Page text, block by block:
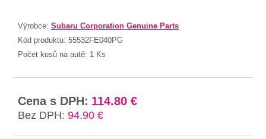
Výrobce:Subaru Corporation Genuine Parts
Kód produktu:55532FE040PG
Počet kusů na autě: 1 Ks
Cena s DPH: 114.80 €
Bez DPH: 94.90 €